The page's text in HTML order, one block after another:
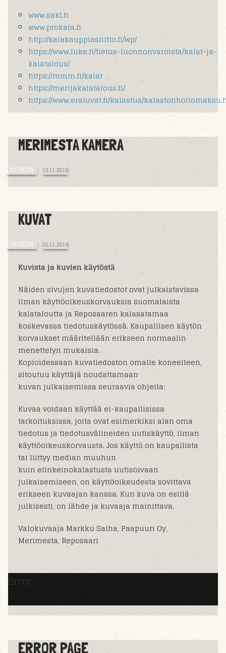
www.sakl.fi
www.prokala.fi
http://kalakauppiasliitto.fi/wp/
https://www.luke.fi/tietoa-luonnonvaroista/kalat-ja-
kalatalous/
https://mmm.fi/kalat
https://merijakalatalous.fi/
https://www.eraluvat.fi/kalastus/
MERIMESTA KAMERA
OTHERS 19.11.2019
KUVAT
OTHERS 20.11.2019
Kuvista ja kuvien käytöstä
Näiden sivujen kuvatiedostot ovat julkaistavissa
ilman käyttöoikeuskorvauksia suomalaista
kalataloutta ja Reposaaren kalasatamaa
koskevassa tiedotuskäytössä. Kaupallisen käytön
korvaukset määritellään erikseen normaalin
menettelyn mukaisia.
Kopioidessaan kuvatiedoston omalle koneelleen,
sitoutuu käyttäjä noudattamaan
kuvan julkaisemissa seuraavia ohjeita:
Kuvaa voidaan käyttää ei-kaupallisissa
tarkoituksissa, joita ovat esimerkiksi alan oma
tiedotus ja tiedotusvälineiden uutiskäyttö, ilman
käyttöoikeuskorvausta. Jos käyttö on kaupallista
tai liittyy median muuhun
kuin elinkeinokalastusta uutisoivaan
julkaisemiseen, on käyttöoikeudesta sovittava
erikseen kuvaajan kanssa. Kun kuva on esillä
julkisesti, on lähde ja kuvaaja mainittava.
Valokuvaaja Markku Saiha, Paapuuri Oy,
Merimesta, Reposaari
Error
ERROR PAGE